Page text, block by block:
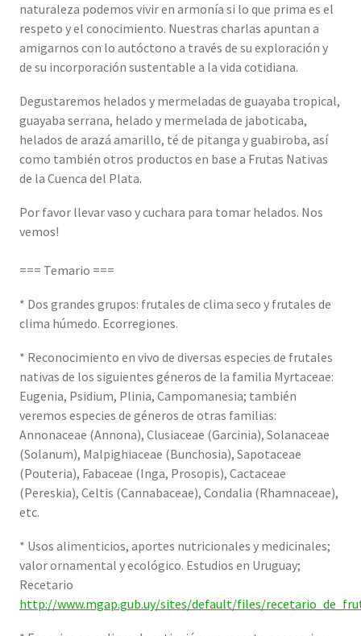
naturaleza podemos vivir en armonía si lo que prima es el
respeto y el conocimiento. Nuestras charlas apuntan a
amigarnos con lo autóctono a través de su exploración y
de su incorporación sustentable a la vida cotidiana.
Degustaremos helados y mermeladas de guayaba tropical,
guayaba serrana, helado y mermelada de jaboticaba,
helados de arazá amarillo, té de pitanga y guabiroba, así
como también otros productos en base a Frutas Nativas
de la Cuenca del Plata.
Por favor llevar vaso y cuchara para tomar helados. Nos
vemos!
=== Temario ===
* Dos grandes grupos: frutales de clima seco y frutales de
clima húmedo. Ecorregiones.
* Reconocimiento en vivo de diversas especies de frutales
nativas de los siguientes géneros de la familia Myrtaceae:
Eugenia, Psidium, Plinia, Campomanesia; también
veremos especies de géneros de otras familias:
Annonaceae (Annona), Clusiaceae (Garcinia), Solanaceae
(Solanum), Malpighiaceae (Bunchosia), Sapotaceae
(Pouteria), Fabaceae (Inga, Prosopis), Cactaceae
(Pereskia), Celtis (Cannabaceae), Condalia (Rhamnaceae),
etc.
* Usos alimenticios, aportes nutricionales y medicinales;
valor ornamental y ecológico. Estudios en Uruguay;
Recetario
http://www.mgap.gub.uy/sites/default/files/